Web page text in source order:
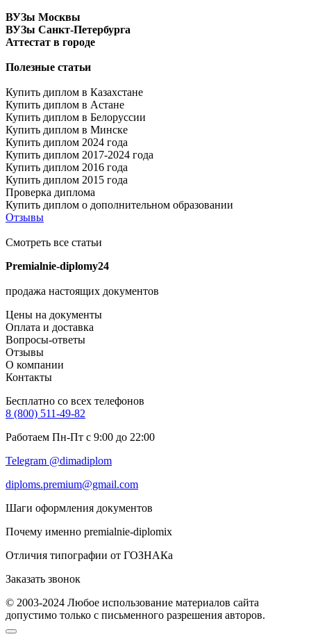
ВУЗы Москвы
ВУЗы Санкт-Петербурга
Аттестат в городе
Полезные статьи
Купить диплом в Казахстане
Купить диплом в Астане
Купить диплом в Белоруссии
Купить диплом в Минске
Купить диплом 2024 года
Купить диплом 2017-2024 года
Купить диплом 2016 года
Купить диплом 2015 года
Проверка диплома
Купить диплом о дополнительном образовании
Отзывы
Смотреть все статьи
Premialnie-diplomy24
продажа настоящих документов
Цены на документы
Оплата и доставка
Вопросы-ответы
Отзывы
О компании
Контакты
Бесплатно со всех телефонов
8 (800) 511-49-82
Работаем Пн-Пт с 9:00 до 22:00
Telegram @dimadiplom
diploms.premium@gmail.com
Шаги оформления документов
Почему именно premialnie-diplomix
Отличия типографии от ГОЗНАКа
Заказать звонок
© 2003-2024 Любое использование материалов сайта
допустимо только с письменного разрешения авторов.